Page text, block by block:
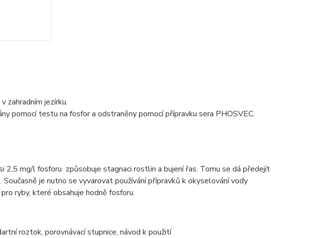
zahradním jezírku.
pomocí testu na fosfor a odstraněny pomocí přípravku sera PHOSVEC.
2,5 mg/l fosforu způsobuje stagnaci rostlin a bujení řas. Tomu se dá předejít
je nutno se vyvarovat používání přípravků k okyselování vody
ryby, které obsahuje hodně fosforu.
roztok, porovnávací stupnice, návod k použití